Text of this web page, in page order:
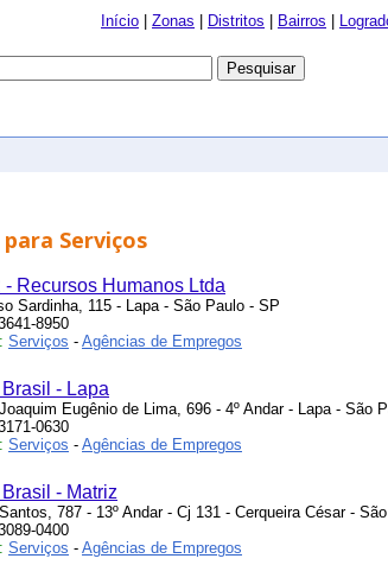
Início Zonas Distritos Bairros
Serviços
Recursos Humanos Ltda
Sardinha, 115 - Lapa - São Paulo - SP
8950
Serviços - Agências de Empregos
- Lapa
Eugênio de Lima, 696 - 4º Andar - Lapa - São
0630
Serviços - Agências de Empregos
- Matriz
787 - 13º Andar - Cj 131 - Cerqueira César -
0400
Serviços - Agências de Empregos